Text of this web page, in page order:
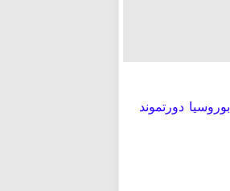
بوروسيا دورتموند